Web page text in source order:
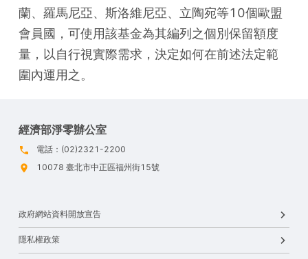
蘭、羅馬尼亞、斯洛維尼亞、立陶宛等10個歐盟
會員國，可使用該基金為其編列之個別保留額度
量，以自行視實際需求，決定如何在前述法定範
圍內運用之。
經濟部淨零辦公室
電話：(02)2321-2200
10078 臺北市中正區福州街15號
政府網站資料開放宣告
隱私權政策